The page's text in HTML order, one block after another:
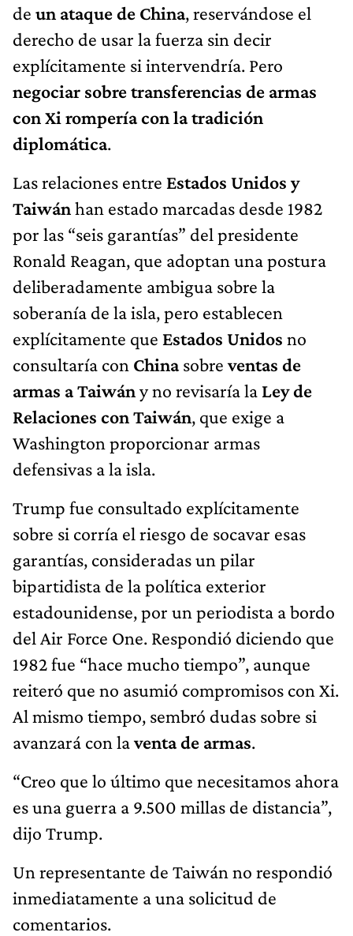
de un ataque de China, reservándose el
derecho de usar la fuerza sin decir
explícitamente si intervendría. Pero
negociar sobre transferencias de armas
con Xi rompería con la tradición
diplomática.
Las relaciones entre Estados Unidos y
Taiwánhan estado marcadas desde 1982
por las “seis garantías” del presidente
Ronald Reagan, que adoptan una postura
deliberadamente ambigua sobre la
soberanía de la isla, pero establecen
explícitamente que Estados Unidos no
consultaría con Chinasobreventas de
armas a Taiwány no revisaría la Ley de
Relaciones con Taiwán, que exige a
Washington proporcionar armas
defensivas a la isla.
Trump fue consultado explícitamente
sobre si corría el riesgo de socavar esas
garantías, consideradas un pilar
bipartidista de la política exterior
estadounidense, por un periodista a bordo
del Air Force One. Respondió diciendo que
1982 fue “hace mucho tiempo”, aunque
reiteró que no asumió compromisos con Xi.
Al mismo tiempo, sembró dudas sobre si
avanzará con laventa de armas.
“Creo que lo último que necesitamos ahora
es una guerra a 9.500 millas de distancia”,
dijo Trump.
Un representante de Taiwán no respondió
inmediatamente a una solicitud de
comentarios.